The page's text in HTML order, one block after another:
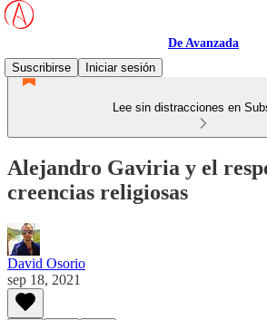
De Avanzada
Suscribirse
Iniciar sesión
Lee sin distracciones en
Alejandro Gaviria y el
creencias religiosas
David Osorio
sep 18, 2021